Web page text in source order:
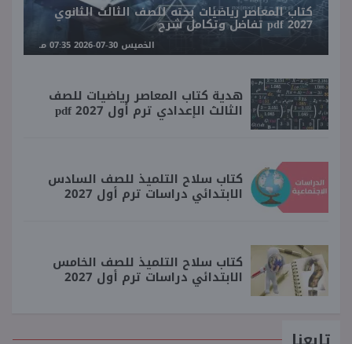
كتاب المعاصر رياضيات بحته للصف الثالث الثانوي
2027 pdf تفاضل وتكامل شرح
الخميس 30-07-2026 07:35 مـ
هدية كتاب المعاصر رياضيات للصف
الثالث الإعدادي ترم أول 2027 pdf
كتاب سلاح التلميذ للصف السادس
الابتدائي دراسات ترم أول 2027
كتاب سلاح التلميذ للصف الخامس
الابتدائي دراسات ترم أول 2027